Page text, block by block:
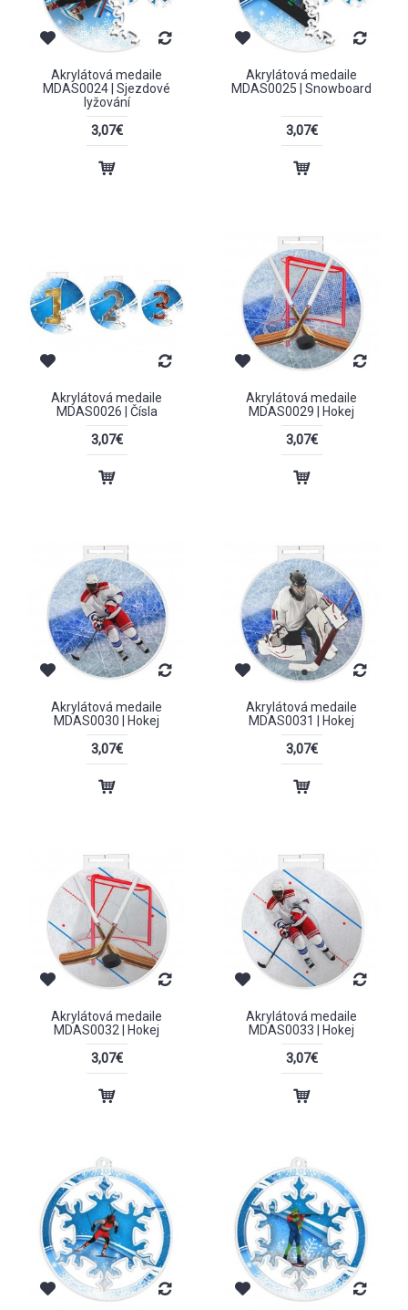
Akrylátová medaile
MDAS0024 | Sjezdové
lyžování
3,07€
Akrylátová medaile
MDAS0025 | Snowboard
3,07€
Akrylátová medaile
MDAS0026 | Čísla
3,07€
Akrylátová medaile
MDAS0029 | Hokej
3,07€
Akrylátová medaile
MDAS0030 | Hokej
3,07€
Akrylátová medaile
MDAS0031 | Hokej
3,07€
Akrylátová medaile
MDAS0032 | Hokej
3,07€
Akrylátová medaile
MDAS0033 | Hokej
3,07€